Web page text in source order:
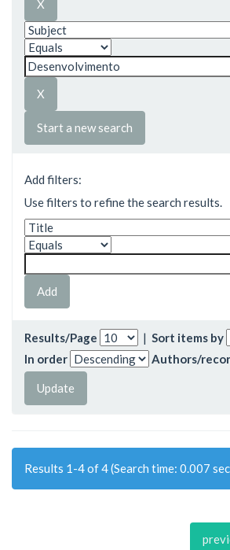
Start a new search
Add filters:
Use filters to refine the search results.
Results/Page | Sort items by
In order
Authors/
Results 1-4 of 4 (Search time: 0.007